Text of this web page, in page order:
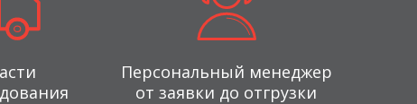
Персональный менеджер
от заявки до отгрузки